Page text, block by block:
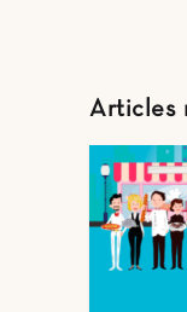
Articles